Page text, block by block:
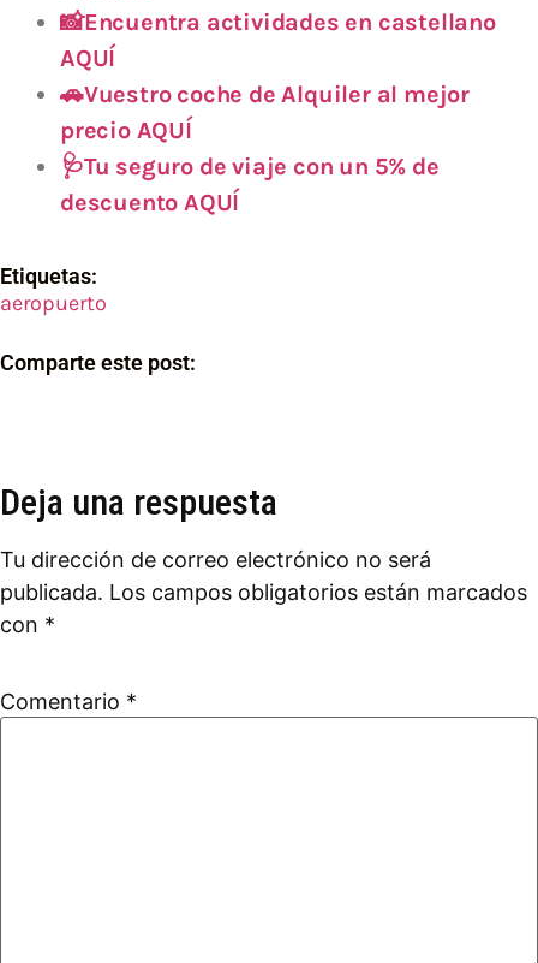
📸Encuentra actividades en castellano
AQUÍ
🚗Vuestro coche de Alquiler al mejor
precio AQUÍ
🩺Tu seguro de viaje con un 5% de
descuento AQUÍ
Etiquetas:
aeropuerto
Comparte este post:
Deja una respuesta
Tu dirección de correo electrónico no será
publicada. Los campos obligatorios están marcados
con *
Comentario *